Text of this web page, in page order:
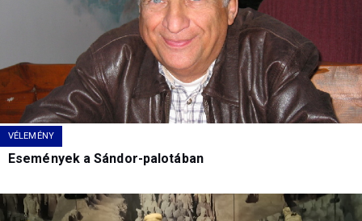
VÉLEMÉNY
Események a Sándor-palotában